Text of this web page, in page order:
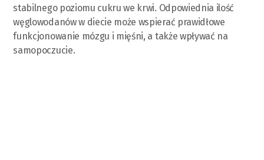
stabilnego poziomu cukru we krwi. Odpowiednia ilość
węglowodanów w diecie może wspierać prawidłowe
funkcjonowanie mózgu i mięśni, a także wpływać na
samopoczucie.